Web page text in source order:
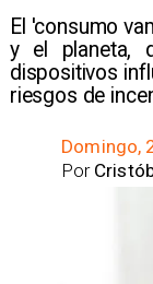
El 'consumo
y el planeta,
dispositivos
riesgos de
Domingo,
Por